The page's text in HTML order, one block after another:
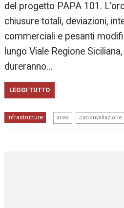
del progetto PAPA 101.
chiusure totali, deviazioni,
commerciali e pesanti
lungo Viale Regione
dureranno…
LEGGI TUTTO
Infrastrutture anas circonvallazione